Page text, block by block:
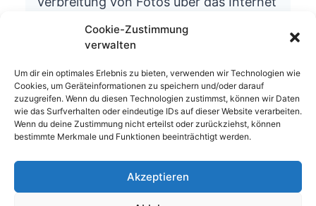
Cookie-Zustimmung
verwalten
Um dir ein optimales Erlebnis zu bieten, verwenden wir Technologien wie
Cookies, um Geräteinformationen zu speichern und/oder darauf
zuzugreifen. Wenn du diesen Technologien zustimmst, können wir Daten
wie das Surfverhalten oder eindeutige IDs auf dieser Website verarbeiten.
Wenn du deine Zustimmung nicht erteilst oder zurückziehst, können
bestimmte Merkmale und Funktionen beeinträchtigt werden.
Akzeptieren
ist aus datenschutzrechtlichen Gründen
nicht gestattet.
Wir bitten um Ihr Verständnis.
Die Schulleitung